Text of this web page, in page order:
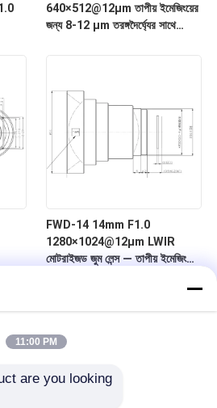
640×512@12μm তাপীয় ইমেজিংয়ের
জন্য 8-12 μm তরঙ্গদৈর্ঘ্যের সাথে
জুম
FWD-14 14mm F1.0
1280×1024@12μm LWIR
মোটরাইজড জুম লেন্স — তাপীয় ইমেজিংয়ের
11:00 PM
are you looking